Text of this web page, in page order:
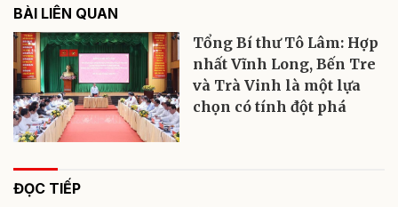
BÀI LIÊN QUAN
Tổng Bí thư Tô Lâm: Hợp
nhất Vĩnh Long, Bến Tre
và Trà Vinh là một lựa
chọn có tính đột phá
ĐỌC TIẾP